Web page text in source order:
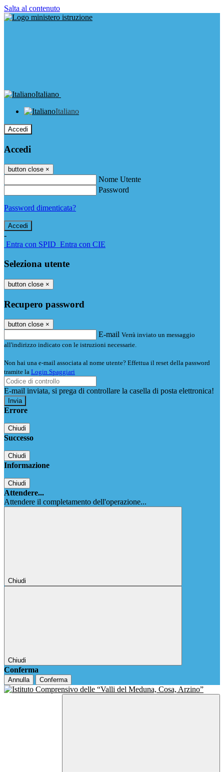
Salta al contenuto
Italiano
Italiano
Accedi
Accedi
button close ×
Nome Utente
Password
Password dimenticata?
-
Entra con SPID Entra con CIE
Seleziona utente
button close ×
Recupero password
button close ×
E-mail Verrà inviato un messaggio
all'indirizzo indicato con le istruzioni necessarie.
Non hai una e-mail associata al nome utente? Effettua il reset della password
tramite la Login Spaggiari
E-mail inviata, si prega di controllare la casella di posta elettronica!
Errore
Chiudi
Successo
Chiudi
Informazione
Chiudi
Attendere...
Attendere il completamento dell'operazione...
Chiudi
Chiudi
Conferma
Annulla Conferma